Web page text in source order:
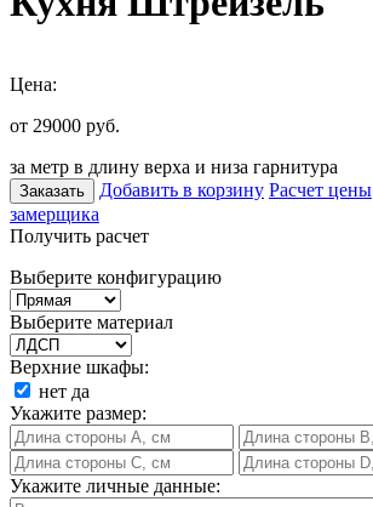
Цена:
от 29000 руб.
за метр в длину верха и низа гарнитура
Заказать Добавить в корзину Расчет цены
замерщика
Получить расчет
Выберите конфигурацию
Выберите материал
Верхние шкафы:
нет да
Укажите размер:
Укажите личные данные: